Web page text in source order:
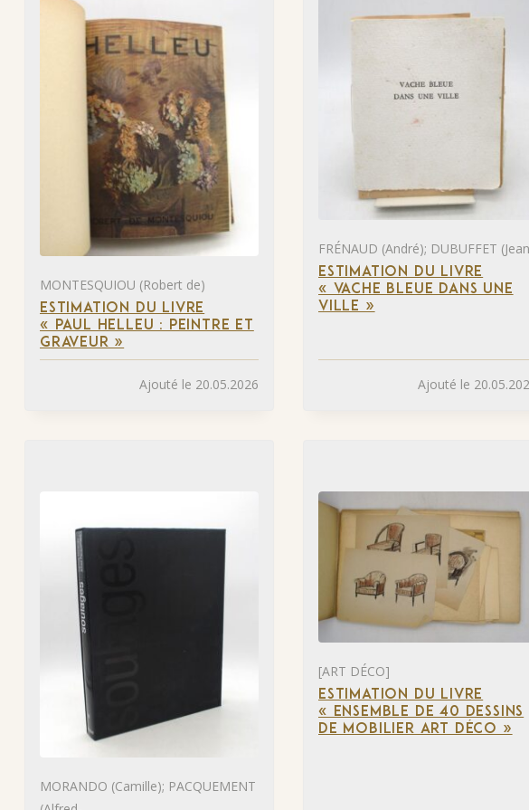
MONTESQUIOU (Robert de)
ESTIMATION DU LIVRE
« PAUL HELLEU : PEINTRE ET
GRAVEUR »
Ajouté le 20.05.2026
FRÉNAUD (André); DUBUFFET
ESTIMATION DU LIVRE
« VACHE BLEUE DANS UNE
VILLE »
Ajouté le
MORANDO (Camille); PACQUEMENT
[ART DÉCO]
ESTIMATION DU LIVRE
« ENSEMBLE DE 40 DESSINS
DE MOBILIER ART DÉCO »